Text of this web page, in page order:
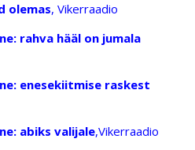
olemas, Vikerraadio
rahva hääl on jumala
enesekiitmise raskest
abiks valijale,Vikerraadio